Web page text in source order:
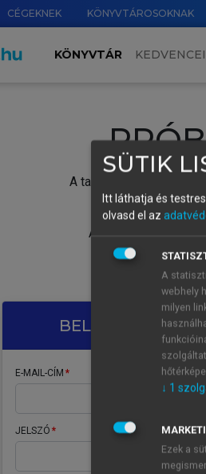
CÉGEKNEK KÖNYVTÁROSOKNAK
KÖNYVTÁR
A tartalom
Új
A próbaidőszak
A
BELÉPÉS SAJÁT
E-MAIL-CÍM
JELSZÓ
SÜTIK
Itt láthatja és
olvasd el az
A
webhely
milyen
↓ 1
Ezek a